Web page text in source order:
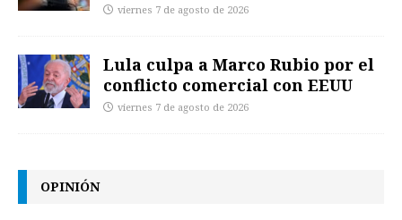
viernes 7 de agosto de 2026
Lula culpa a Marco Rubio por el
conflicto comercial con EEUU
viernes 7 de agosto de 2026
OPINIÓN